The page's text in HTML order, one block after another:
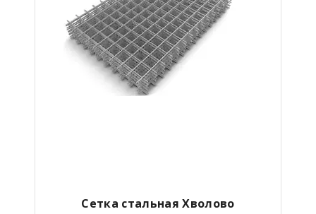
Сетка стальная Хволово